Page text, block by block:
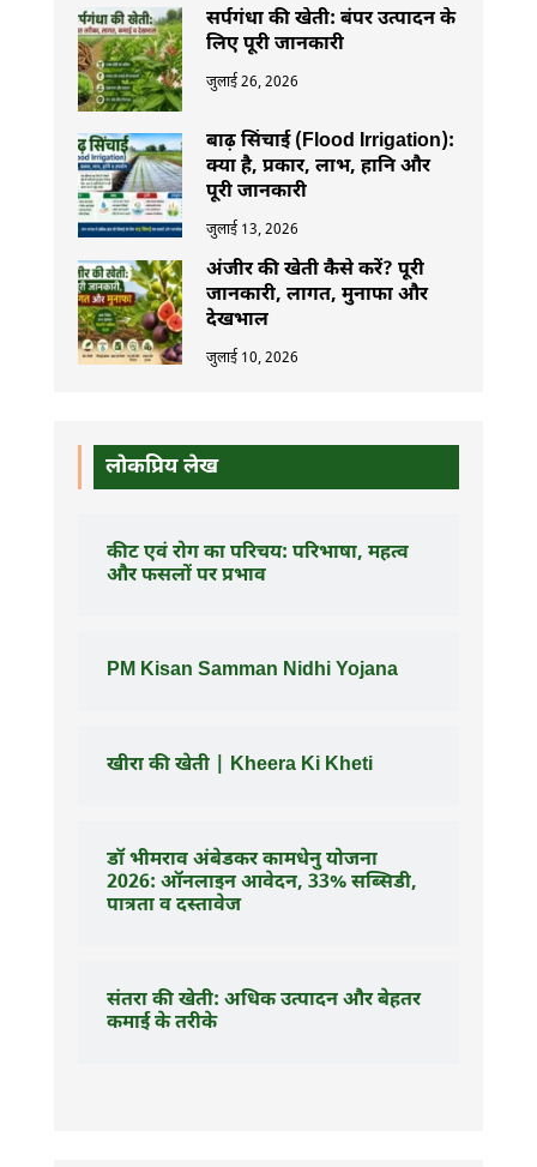
सर्पगंधा की खेती: बंपर उत्पादन के
लिए पूरी जानकारी
जुलाई 26, 2026
बाढ़ सिंचाई (Flood Irrigation):
क्या है, प्रकार, लाभ, हानि और
पूरी जानकारी
जुलाई 13, 2026
अंजीर की खेती कैसे करें? पूरी
जानकारी, लागत, मुनाफा और
देखभाल
जुलाई 10, 2026
लोकप्रिय लेख
कीट एवं रोग का परिचय: परिभाषा, महत्व
और फसलों पर प्रभाव
PM Kisan Samman Nidhi Yojana
खीरा की खेती | Kheera Ki Kheti
डॉ भीमराव अंबेडकर कामधेनु योजना
2026: ऑनलाइन आवेदन, 33% सब्सिडी,
पात्रता व दस्तावेज
संतरा की खेती: अधिक उत्पादन और बेहतर
कमाई के तरीके